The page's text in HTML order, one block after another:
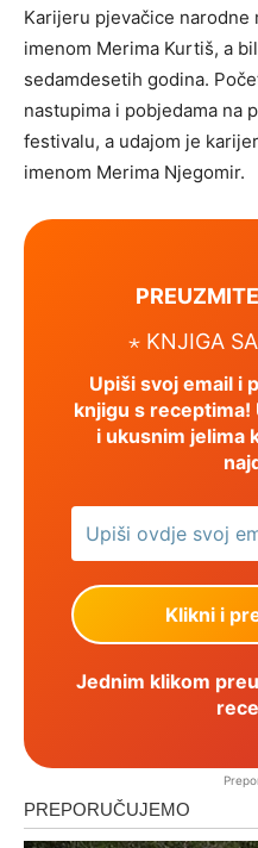
Karijeru pjevačice narodne
imenom Merima Kurtiš, a
sedamdesetih godina.
nastupima i pobjedama na
festivalu, a udajom je
imenom Merima Njegomir.
⋆ KNJIGA
Upiši svoj email i
knjigu s receptima!
i ukusnim jelima
Jednim klikom